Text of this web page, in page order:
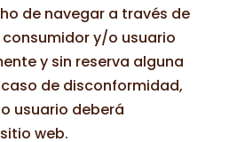
de navegar a través de
y/o usuario
y sin reserva alguna
de disconformidad,
usuario deberá
web.